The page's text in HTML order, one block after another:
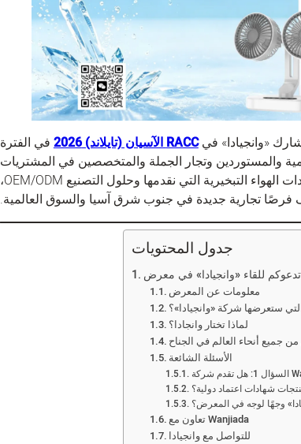
«وانجيادا» فيRACC الآسيان (تايلاند) 2026
في الفترة
العالمية والمستوردين وتجار الجملة والمتخصصين في المشتريات
. اكتشف أحدث مبردات الهواء التبخيرية التي نقدمها وحلول التصنيع OEM/ODM،
تجارية جديدة في جنوب شرق آسيا والسوق العالمية.
جدول المحتويات
معلومات عن المعرض
ستعرضها شركة «وانجيادا»؟
لماذا تختار وانجادا؟
الأسئلة الشائعة
وجهًا لوجه في المعرض؟
تعاون مع Wanjiada
للتواصل مع وانجيادا